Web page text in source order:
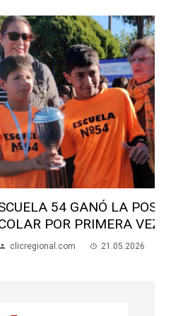
54 GANÓ LA POSTA
PRIMERA VEZ
21.05.2026